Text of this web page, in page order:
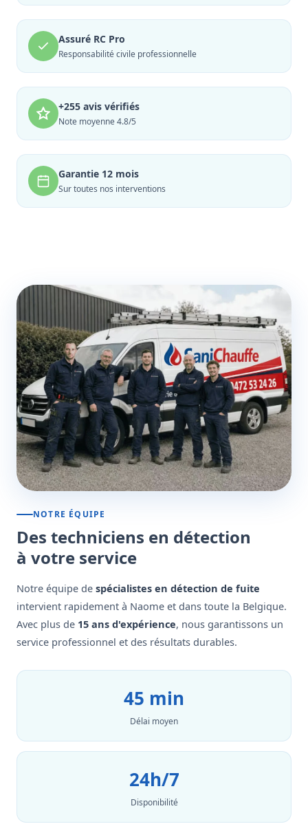
Assuré RC Pro
Responsabilité civile professionnelle
+255 avis vérifiés
Note moyenne 4.8/5
Garantie 12 mois
Sur toutes nos interventions
NOTRE ÉQUIPE
Des techniciens en détection
à votre service
Notre équipe de spécialistes en détection de fuite
intervient rapidement à Naome et dans toute la Belgique.
Avec plus de 15 ans d'expérience, nous garantissons un
service professionnel et des résultats durables.
45 min
Délai moyen
24h/7
Disponibilité